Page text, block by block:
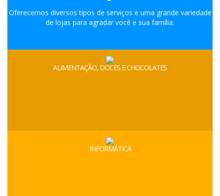
Oferecemos diversos tipos de serviços e uma grande variedade
de lojas para agradar você e sua família.
ALIMENTAÇÃO, DOCES E CHOCOLATES
INFORMÁTICA